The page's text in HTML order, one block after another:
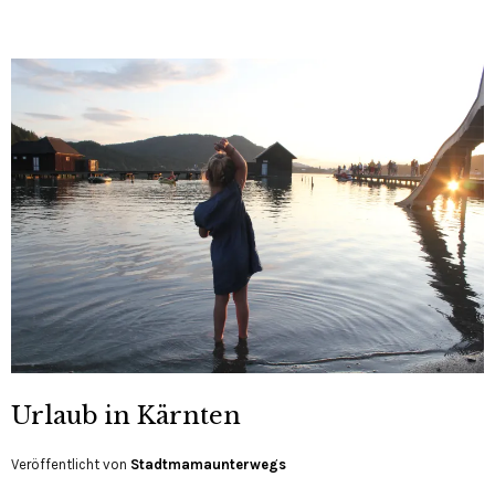
Urlaub in Kärnten
Veröffentlicht von Stadtmamaunterwegs